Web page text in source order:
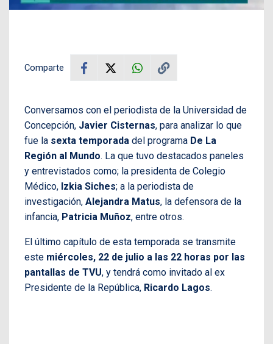
Comparte
Conversamos con el periodista de la Universidad de
Concepción, Javier Cisternas, para analizar lo que
fue la sexta temporada del programa De La
Región al Mundo. La que tuvo destacados paneles
y entrevistados como; la presidenta de Colegio
Médico, Izkia Siches; a la periodista de
investigación, Alejandra Matus, la defensora de la
infancia, Patricia Muñoz, entre otros.
El último capítulo de esta temporada se transmite
este miércoles, 22 de julio a las 22 horas por las
pantallas de TVU, y tendrá como invitado al ex
Presidente de la República, Ricardo Lagos.